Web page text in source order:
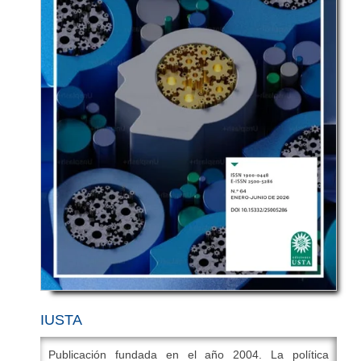
sistemas de búsqueda, DOIs, ORCID, pdfs dinámicos
y XML. Todos sus textos se encuentran accesibles en
formato digital y de forma gratuita para la comunidad
científica.
Áreas: Ciencias Sociales y Educación
Periodicidad: Semestral.
1794-3841
ISSN electrónico: 2422-409X
DOI: 10.15332/2422409X
Editor en Jefe:Dr. Julio Ernesto Rojas Mesa
Correo electrónico:revistahallazgos@usta.edu.co
Indexada en: IBN-Publindex (categoría C -
Colombia, Doaj Redib Dialnet Redalyc , Latindex
IUSTA
Publicación fundada en el año 2004. La política